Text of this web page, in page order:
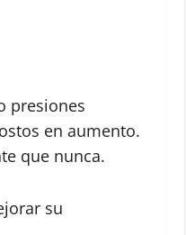
presiones
en aumento.
que nunca.
su